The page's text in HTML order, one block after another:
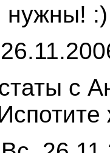
нужны! :)
с